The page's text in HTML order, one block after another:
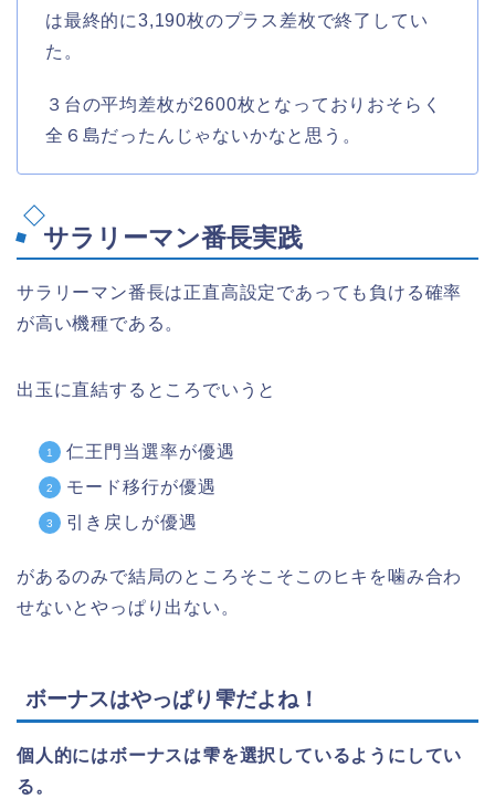
は最終的に3,190枚のプラス差枚で終了してい
た。
３台の平均差枚が2600枚となっておりおそらく
全６島だったんじゃないかなと思う。
サラリーマン番長実践
サラリーマン番長は正直高設定であっても負ける確率
が高い機種である。
出玉に直結するところでいうと
仁王門当選率が優遇
モード移行が優遇
引き戻しが優遇
があるのみで結局のところそこそこのヒキを噛み合わ
せないとやっぱり出ない。
ボーナスはやっぱり雫だよね！
個人的にはボーナスは雫を選択しているようにしてい
る。